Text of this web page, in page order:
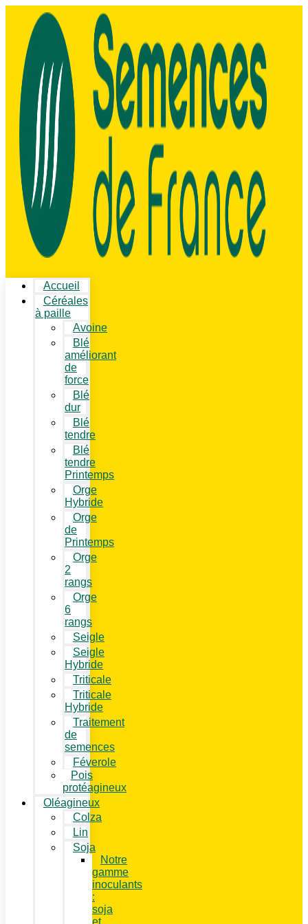
Accueil
Céréales
à paille
Avoine
Blé
améliorant
de
force
Blé
dur
Blé
tendre
Blé
tendre
Printemps
Orge
Hybride
Orge
de
Printemps
Orge
2
rangs
Orge
6
rangs
Seigle
Seigle
Hybride
Triticale
Triticale
Hybride
Traitement
de
semences
Féverole
Pois
protéagineux
Oléagineux
Colza
Lin
Soja
Notre
gamme
inoculants
:
soja
et